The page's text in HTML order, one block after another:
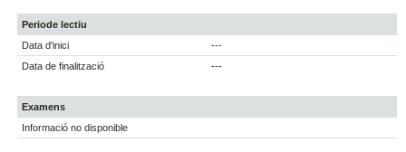
Periode lectiu
Data d'inici
---
Data de finalització
---
Examens
Informació no disponible